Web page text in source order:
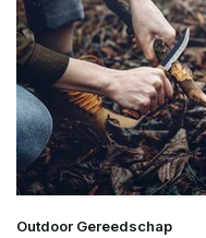
Outdoor Gereedschap